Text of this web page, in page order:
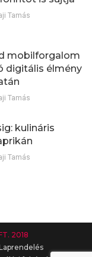
Tamás
mobilforgalom
digitális élmény
Tamás
kulináris
Tamás
2018